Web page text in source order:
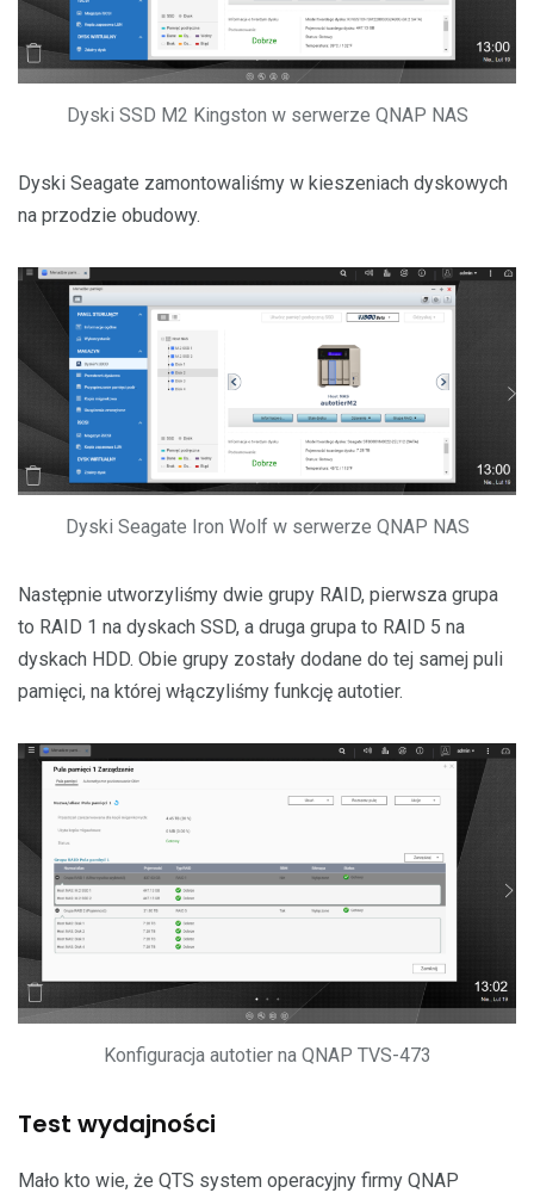
Dyski SSD M2 Kingston w serwerze QNAP NAS
Dyski Seagate zamontowaliśmy w kieszeniach dyskowych
na przodzie obudowy.
Dyski Seagate Iron Wolf w serwerze QNAP NAS
Następnie utworzyliśmy dwie grupy RAID, pierwsza grupa
to RAID 1 na dyskach SSD, a druga grupa to RAID 5 na
dyskach HDD. Obie grupy zostały dodane do tej samej puli
pamięci, na której włączyliśmy funkcję autotier.
Konfiguracja autotier na QNAP TVS-473
Test wydajności
Mało kto wie, że QTS system operacyjny firmy QNAP